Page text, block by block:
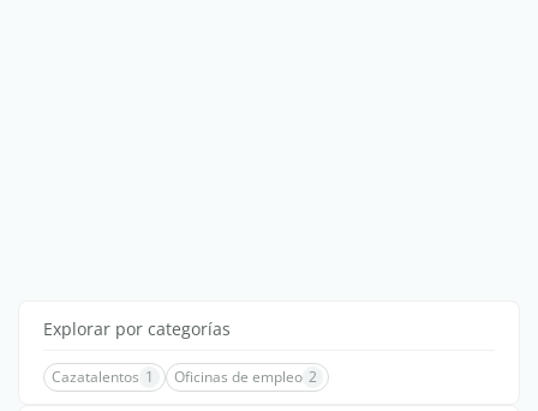
Explorar por categorías
Cazatalentos 1 Oficinas de empleo 2